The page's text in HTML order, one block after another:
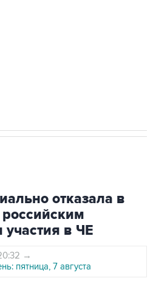
отказала в
участия в ЧЕ
→
пятница, 7 августа